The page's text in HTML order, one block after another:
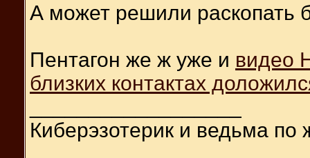
А может решили раскопать
Пентагон же ж уже и видео
близких контактах
Киберэзотерик и ведьма по